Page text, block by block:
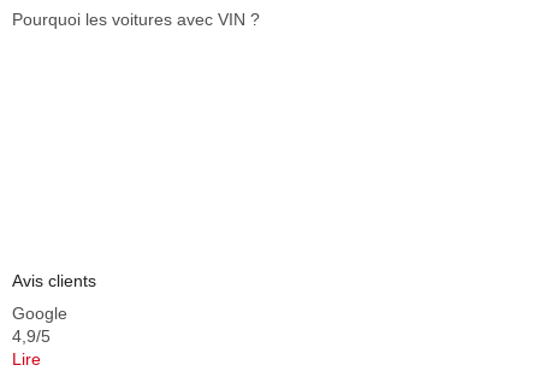
Pourquoi les voitures avec VIN ?
Avis clients
Google
4,9/5
Lire